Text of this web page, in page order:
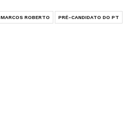
MARCOS ROBERTO PRÉ-CANDIDATO DO PT